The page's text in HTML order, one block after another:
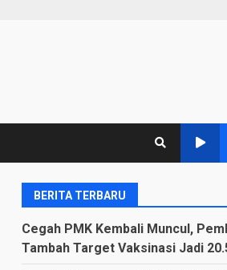
BERITA TERBARU
Cegah PMK Kembali Muncul,
Tambah Target Vaksinasi Jadi